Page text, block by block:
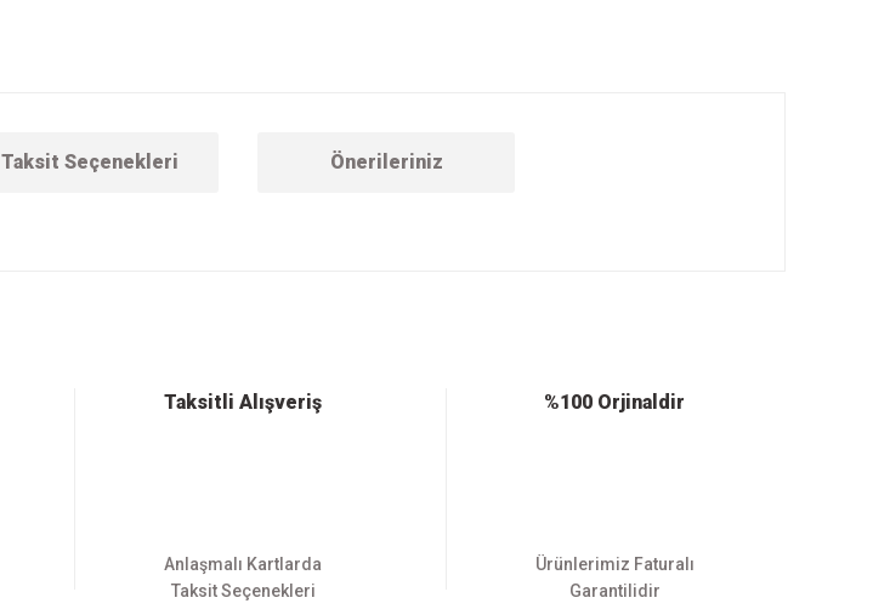
Taksit Seçenekleri Önerileriniz
Taksitli Alışveriş
Anlaşmalı Kartlarda
Taksit Seçenekleri
%100 Orjinaldir
Ürünlerimiz Faturalı
Garantilidir